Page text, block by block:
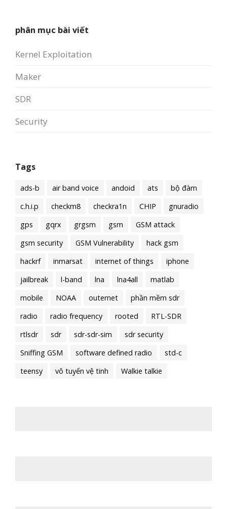
phân mục bài viết
Kernel Exploitation
Maker
SDR
Security
Tags
ads-b air band voice andoid ats
bộ đàm
c.h.i.p
checkm8 checkra1n CHIP
gnuradio
gps
gqrx grgsm gsm
GSM attack
gsm security
GSM Vulnerability
hack gsm
hackrf
inmarsat internet of things
iphone
jailbreak
l-band lna lna4all
matlab
mobile
NOAA outernet
phần mềm sdr
radio
radio frequency rooted
RTL-SDR
rtlsdr
sdr sdr-sdr-sim
sdr security
Sniffing GSM
software defined radio
std-c
teensy
vô tuyến vệ tinh Walkie talkie